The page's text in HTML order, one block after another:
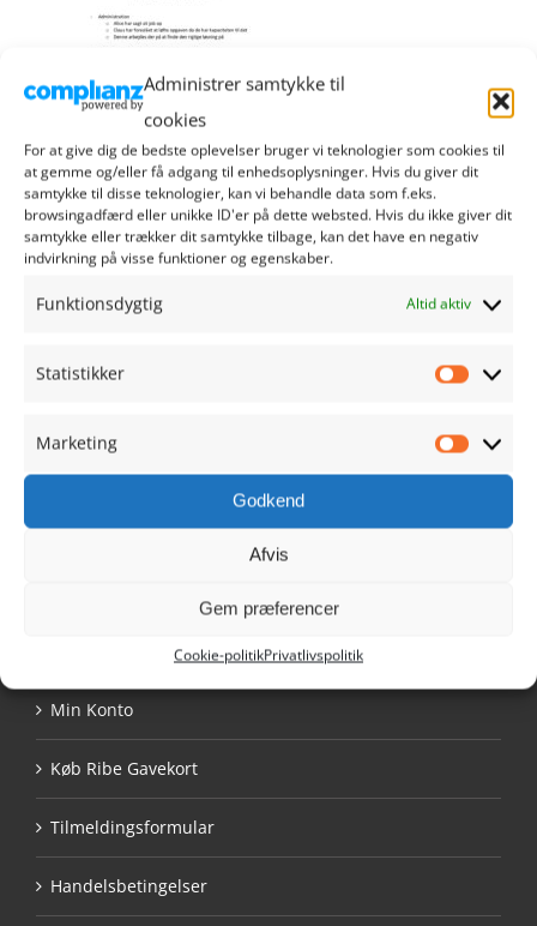
Administrer samtykke til
cookies
For at give dig de bedste oplevelser bruger vi teknologier som cookies til
at gemme og/eller få adgang til enhedsoplysninger. Hvis du giver dit
samtykke til disse teknologier, kan vi behandle data som f.eks.
browsingadfærd eller unikke ID'er på dette websted. Hvis du ikke giver dit
samtykke eller trækker dit samtykke tilbage, kan det have en negativ
indvirkning på visse funktioner og egenskaber.
Funktionsdygtig Altid aktiv
Statistikker
Marketing
Godkend
Afvis
Gem præferencer
Cookie-politikPrivatlivspolitik
RIBE HANDEL
info@ribehandel.dk
Min Konto
Køb Ribe Gavekort
Tilmeldingsformular
Handelsbetingelser